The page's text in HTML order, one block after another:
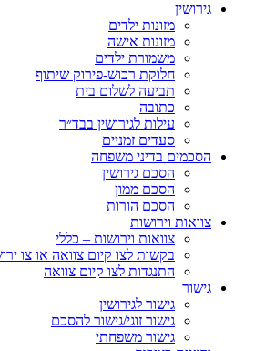
גירושין
מזונות ילדים
מזונות אישה
משמורת ילדים
חלוקת רכוש-פירוק שיתוף
תביעה לשלום בית
כתובה
עילות לגירושין בבד״ר
סעדים זמניים
הסכמים בדיני משפחה
הסכם גירושין
הסכם ממון
הסכם הורות
צוואות וירושות
צוואות וירושות – כללי
בקשות לצו קיום צוואה או צו
התנגדות לצו קיום צוואה
גישור
גישור לגירושין
גישור זוגי/גישור להסכם
גישור משפחתי